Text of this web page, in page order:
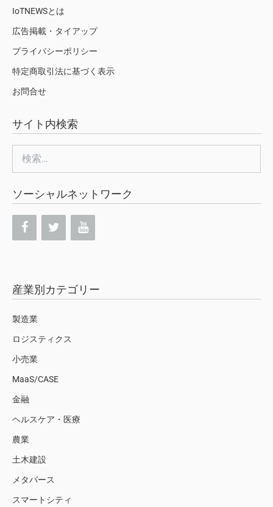
IoTNEWSとは
広告掲載・タイアップ
プライバシーポリシー
特定商取引法に基づく表示
お問合せ
サイト内検索
索:
ソーシャルネットワーク
産業別カテゴリー
製造業
ロジスティクス
小売業
MaaS/CASE
金融
ヘルスケア・医療
農業
土木建設
メタバース
スマートシティ